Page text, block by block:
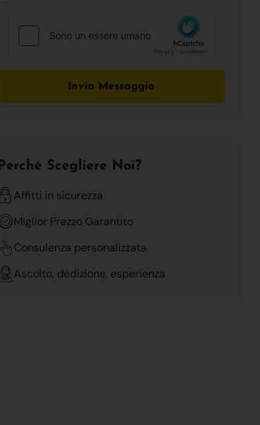
Invia Messaggio
Perchè Scegliere Noi?
Affitti in sicurezza
Miglior Prezzo Garantito
Consulenza personalizzata
Ascolto, dedizione, esperienza